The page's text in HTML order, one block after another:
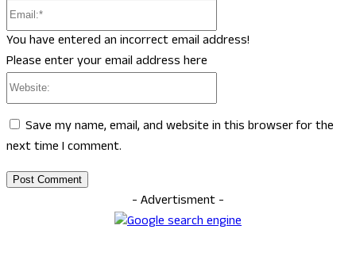
You have entered an incorrect email address!
Please enter your email address here
Save my name, email, and website in this browser for the
next time I comment.
- Advertisment -